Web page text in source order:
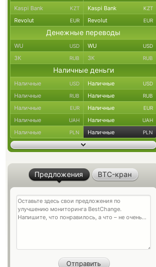
Kaspi Bank KZT Kaspi Bank KZT
Revolut EUR Revolut EUR
Денежные переводы
WU USD WU USD
ЗК RUB ЗК RUB
Наличные деньги
Наличные USD Наличные USD
Наличные RUB Наличные RUB
Наличные EUR Наличные EUR
Наличные UAH Наличные UAH
Наличные PLN Наличные PLN
Предложения BTC-кран